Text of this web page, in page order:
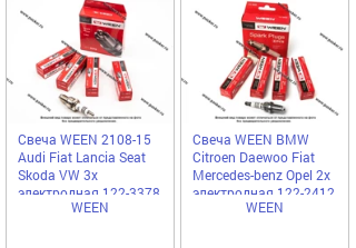
избранное
Свеча WEEN 2108-15
Audi Fiat Lancia Seat
Skoda VW 3х
электродная 122-3378
[упаковка 4 шт.]
WEEN
Свеча WEEN BMW
Citroen Daewoo Fiat
Mercedes-benz Opel 2х
электродная 122-2412
[упаковка 4 шт.]
WEEN